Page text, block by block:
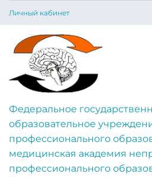
Личный кабинет
Федеральное
образовательное
профессионального
медицинская академия
профессионального